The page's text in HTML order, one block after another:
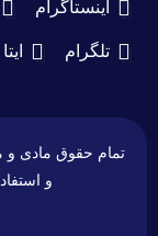
اینستاگرام
تلگرام ایتا
تمام حقوق مادی و
و